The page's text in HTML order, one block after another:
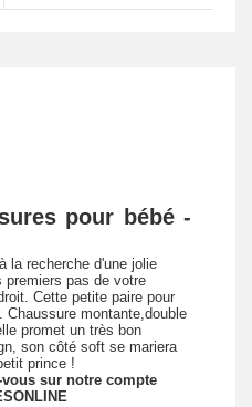
pour bébé -
la recherche d'une jolie
premiers pas de votre
Cette petite paire pour
Chaussure montante,double
promet un très bon
son côté soft se mariera
prince !
sur notre compte